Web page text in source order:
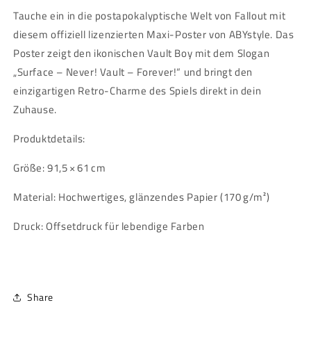
Tauche ein in die postapokalyptische Welt von Fallout mit
diesem offiziell lizenzierten Maxi-Poster von ABYstyle. Das
Poster zeigt den ikonischen Vault Boy mit dem Slogan
„Surface – Never! Vault – Forever!“ und bringt den
einzigartigen Retro-Charme des Spiels direkt in dein
Zuhause.
Produktdetails:
Größe: 91,5 × 61 cm
Material: Hochwertiges, glänzendes Papier (170 g/m²)
Druck: Offsetdruck für lebendige Farben
Share